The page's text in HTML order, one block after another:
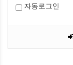
자동로그인